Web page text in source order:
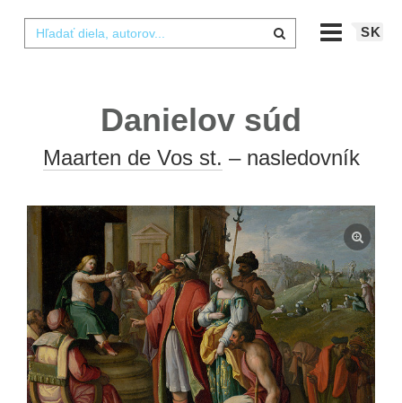
SK
Danielov súd
Maarten de Vos st. – nasledovník